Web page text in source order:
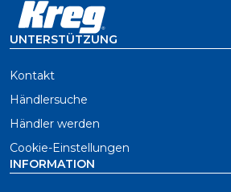
UNTERSTÜTZUNG
Kontakt
Händlersuche
Händler werden
Cookie-Einstellungen
INFORMATION